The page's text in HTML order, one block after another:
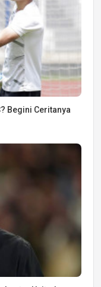
Begini Ceritanya